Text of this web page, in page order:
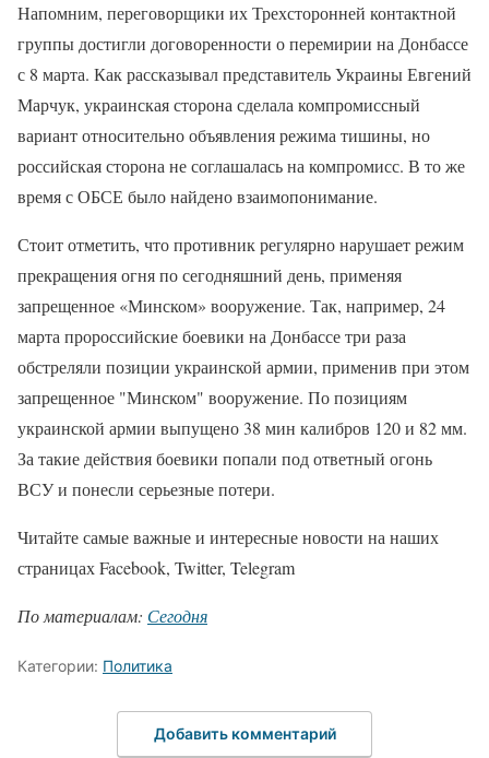
Напомним, переговорщики их Трехсторонней контактной
группы достигли договоренности о перемирии на Донбассе
с 8 марта. Как рассказывал представитель Украины Евгений
Марчук, украинская сторона сделала компромиссный
вариант относительно объявления режима тишины, но
российская сторона не соглашалась на компромисс. В то же
время с ОБСЕ было найдено взаимопонимание.
Стоит отметить, что противник регулярно нарушает режим
прекращения огня по сегодняшний день, применяя
запрещенное «Минском» вооружение. Так, например, 24
марта пророссийские боевики на Донбассе три раза
обстреляли позиции украинской армии, применив при этом
запрещенное "Минском" вооружение. По позициям
украинской армии выпущено 38 мин калибров 120 и 82 мм.
За такие действия боевики попали под ответный огонь
ВСУ и понесли серьезные потери.
Читайте самые важные и интересные новости на наших
страницах Facebook, Twitter, Telegram
По материалам: Сегодня
Категории: Политика
Добавить комментарий